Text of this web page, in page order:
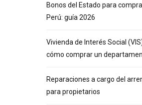
Bonos del Estado para
Perú: guía 2026
Vivienda de Interés Social
cómo comprar un
Reparaciones a cargo del
para propietarios